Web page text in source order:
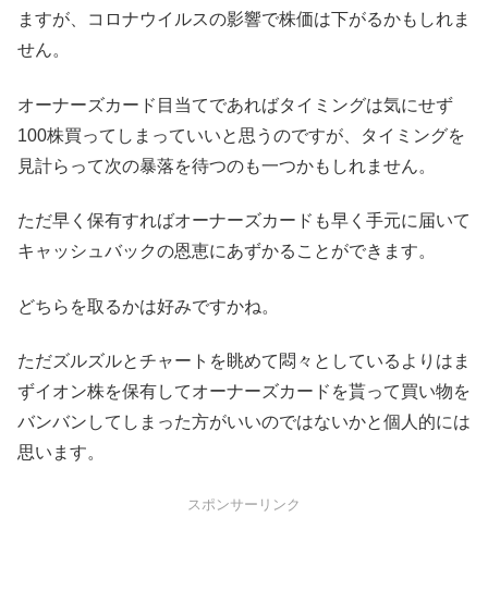
ますが、コロナウイルスの影響で株価は下がるかもしれま
せん。
オーナーズカード目当てであればタイミングは気にせず
100株買ってしまっていいと思うのですが、タイミングを
見計らって次の暴落を待つのも一つかもしれません。
ただ早く保有すればオーナーズカードも早く手元に届いて
キャッシュバックの恩恵にあずかることができます。
どちらを取るかは好みですかね。
ただズルズルとチャートを眺めて悶々としているよりはま
ずイオン株を保有してオーナーズカードを貰って買い物を
バンバンしてしまった方がいいのではないかと個人的には
思います。
スポンサーリンク